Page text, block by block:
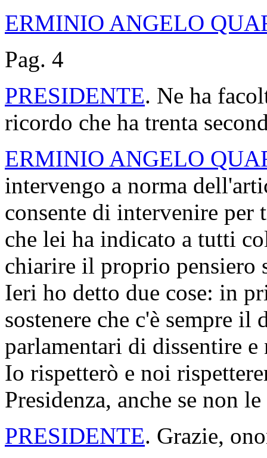
ERMINIO ANGELO
Pag. 4
PRESIDENTE. Ne ha
ricordo che ha trenta
ERMINIO ANGELO
intervengo a norma
consente di intervenire per
che lei ha indicato a tutti
chiarire il proprio pensiero
Ieri ho detto due cose: in
sostenere che c'è sempre
parlamentari di dissentire
Io rispetterò e noi
Presidenza, anche se non
PRESIDENTE. Grazie,